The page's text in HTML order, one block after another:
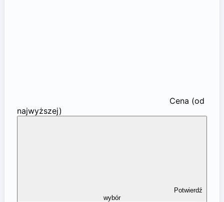
Cena (od
najwyższej)
wybór